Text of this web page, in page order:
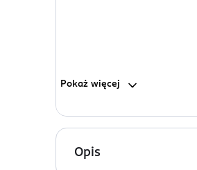
Pokaż więcej
Opis